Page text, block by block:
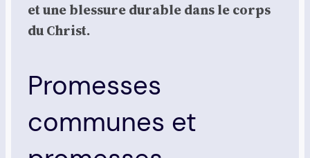
et une bles­sure durable dans le corps
du Christ.
Promesses
communes et